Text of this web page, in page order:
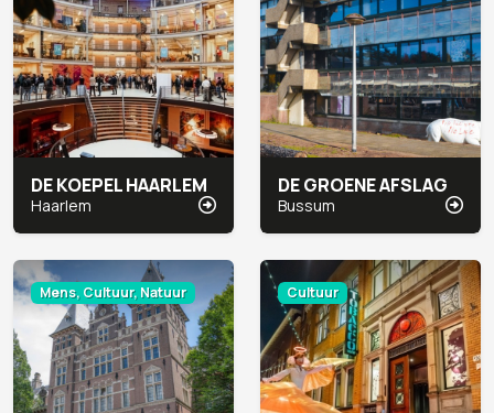
DE KOEPEL HAARLEM
Haarlem
DE GROENE AFSLAG
Bussum
Mens, Cultuur, Natuur Cultuur